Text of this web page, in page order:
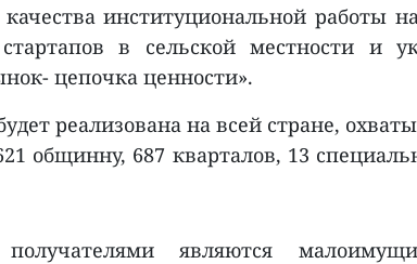
институциональной работы
в сельской местности и
цепочка ценности».
реализована на всей стране,
общинну, 687 кварталов, 13
являются